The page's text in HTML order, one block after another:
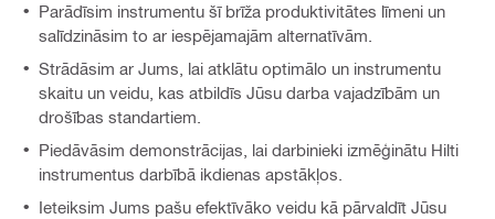
Parādīsim instrumentu šī brīža produktivitātes līmeni un
salīdzināsim to ar iespējamajām alternatīvām.
Strādāsim ar Jums, lai atklātu optimālo un instrumentu
skaitu un veidu, kas atbildīs Jūsu darba vajadzībām un
drošības standartiem.
Piedāvāsim demonstrācijas, lai darbinieki izmēģinātu Hilti
instrumentus darbībā ikdienas apstākļos.
Ieteiksim Jums pašu efektīvāko veidu kā pārvaldīt Jūsu